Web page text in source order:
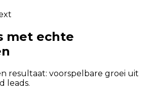
met echte
resultaat: voorspelbare groei uit
leads.